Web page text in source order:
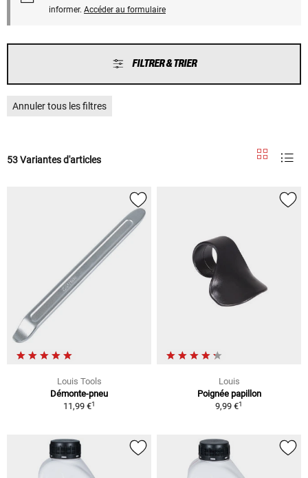
informer. Accéder au formulaire
FILTRER & TRIER
Annuler tous les filtres
53 Variantes d'articles
Louis Tools
Démonte-pneu
11,99 €1
Louis
Poignée papillon
9,99 €1